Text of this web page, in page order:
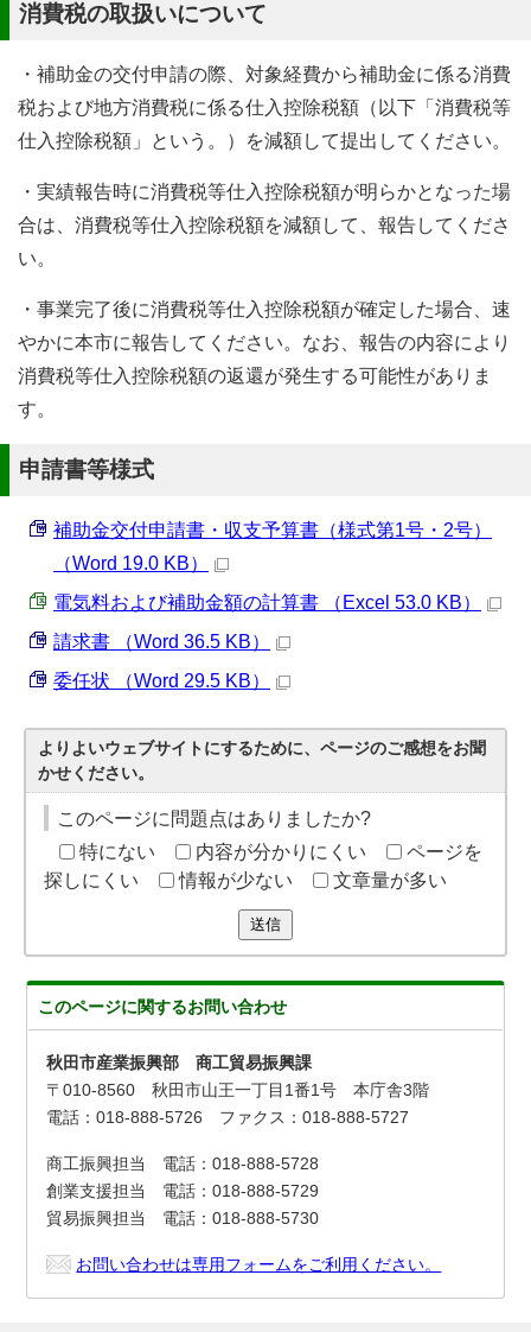
消費税の取扱いについて
・補助金の交付申請の際、対象経費から補助金に係る消費
税および地方消費税に係る仕入控除税額（以下「消費税等
仕入控除税額」という。）を減額して提出してください。
・実績報告時に消費税等仕入控除税額が明らかとなった場
合は、消費税等仕入控除税額を減額して、報告してくださ
い。
・事業完了後に消費税等仕入控除税額が確定した場合、速
やかに本市に報告してください。なお、報告の内容により
消費税等仕入控除税額の返還が発生する可能性がありま
す。
申請書等様式
補助金交付申請書・収支予算書（様式第1号・2号）
（Word 19.0 KB）
電気料および補助金額の計算書 （Excel 53.0 KB）
請求書 （Word 36.5 KB）
委任状 （Word 29.5 KB）
よりよいウェブサイトにするために、ページのご感想をお聞
かせください。
このページに問題点はありましたか?
特にない
内容が分かりにくい
ページを
探しにくい
情報が少ない 文章量が多い
送信
このページに関するお問い合わせ
秋田市産業振興部 商工貿易振興課
〒010-8560 秋田市山王一丁目1番1号 本庁舎3階
電話：018-888-5726 ファクス：018-888-5727
商工振興担当 電話：018-888-5728
創業支援担当 電話：018-888-5729
貿易振興担当 電話：018-888-5730
お問い合わせは専用フォームをご利用ください。